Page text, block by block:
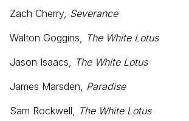
Zach Cherry, Severance
Walton Goggins, The White Lotus
Jason Isaacs, The White Lotus
James Marsden, Paradise
Sam Rockwell, The White Lotus